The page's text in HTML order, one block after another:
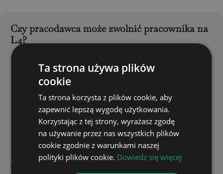
Czy pracodawca może zwolnić pracownika na
L4?
Kwestia, czy pracodawca ma prawo zwolnić
pracownika podczas korzystania przez niego z
zwolnienia lekarskiego potocznie zwanego L4, budzi
zawsze wątpliwości zarówno po stronie
zatrudnionych, jak i pracodawców. Wynika to z
faktu, że zwolnienie lekarskie pracownika stanowi
stan szczególnej ochrony przewidzianej przez
Kodeks pracy. Jednocześnie w ściśle określonych
przypadkach nawet przy niezdolności do pracy
ustawodawca dopuszcza…
Ta strona używa plików
cookie
Ta strona korzysta z plików cookie, aby
zapewnić lepszą wygodę użytkowania.
Korzystając z tej strony, wyrażasz zgodę
na używanie przez nas wszystkich plików
cookie zgodnie z warunkami naszej
polityki plików cookie. Dowiedz się więcej